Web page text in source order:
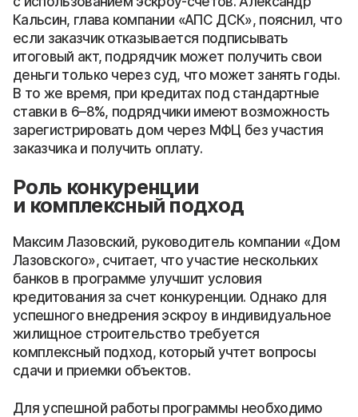
Кальсин, глава компании «АПС ДСК», пояснил, что
если заказчик отказывается подписывать
итоговый акт, подрядчик может получить свои
деньги только через суд, что может занять годы.
В то же время, при кредитах под стандартные
ставки в 6–8%, подрядчики имеют возможность
зарегистрировать дом через МФЦ без участия
заказчика и получить оплату.
Роль конкуренции
и комплексный подход
Максим Лазовский, руководитель компании «Дом
Лазовского», считает, что участие нескольких
банков в программе улучшит условия
кредитования за счет конкуренции. Однако для
успешного внедрения эскроу в индивидуальное
жилищное строительство требуется
комплексный подход, который учтет вопросы
сдачи и приемки объектов.
Для успешной работы программы необходимо